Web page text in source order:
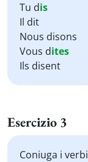
Tu dis
Il dit
Nous disons
Vous dites
Ils disent
Esercizio 3
Coniuga i verbi